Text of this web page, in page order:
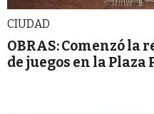
CIUDAD
OBRAS: Comenzó la
de juegos en la Plaza